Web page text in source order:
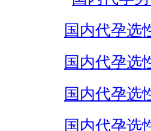
国内代孕选
国内代孕选
国内代孕选
国内代孕选